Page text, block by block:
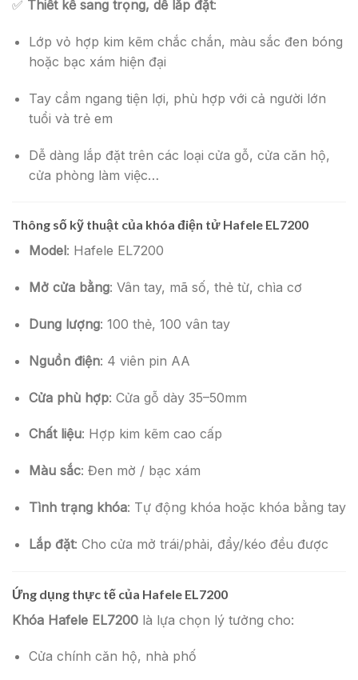
✅ Thiết kế sang trọng, dễ lắp đặt:
Lớp vỏ hợp kim kẽm chắc chắn, màu sắc đen bóng
hoặc bạc xám hiện đại
Tay cầm ngang tiện lợi, phù hợp với cả người lớn
tuổi và trẻ em
Dễ dàng lắp đặt trên các loại cửa gỗ, cửa căn hộ,
cửa phòng làm việc…
Thông số kỹ thuật của khóa điện tử Hafele EL7200
Model: Hafele EL7200
Mở cửa bằng: Vân tay, mã số, thẻ từ, chìa cơ
Dung lượng: 100 thẻ, 100 vân tay
Nguồn điện: 4 viên pin AA
Cửa phù hợp: Cửa gỗ dày 35–50mm
Chất liệu: Hợp kim kẽm cao cấp
Màu sắc: Đen mờ / bạc xám
Tình trạng khóa: Tự động khóa hoặc khóa bằng tay
Lắp đặt: Cho cửa mở trái/phải, đẩy/kéo đều được
Ứng dụng thực tế của Hafele EL7200
Khóa Hafele EL7200 là lựa chọn lý tưởng cho:
Cửa chính căn hộ, nhà phố